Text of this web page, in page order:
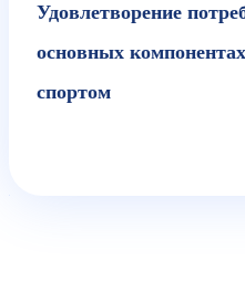
Удовлетворение
основных
спортом